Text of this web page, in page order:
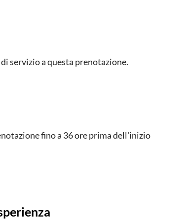
servizio a questa prenotazione.
fino a 36 ore prima dell'inizio